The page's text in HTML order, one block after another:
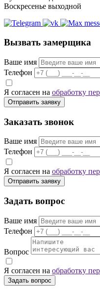
Воскресенье выходной
Вызвать замерщика
Ваше имя
Телефон
Я согласен на обработку
Отправить заявку
Заказать звонок
Ваше имя
Телефон
Я согласен на обработку
Отправить заявку
Задать вопрос
Ваше имя
Телефон
Вопрос
Я согласен на обработку
Задать вопрос